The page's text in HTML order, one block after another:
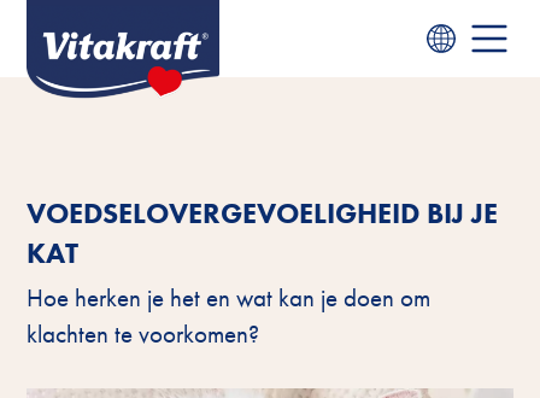
VOEDSELOVERGEVOELIGHEID BIJ JE
KAT
Hoe herken je het en wat kan je doen om
klachten te voorkomen?